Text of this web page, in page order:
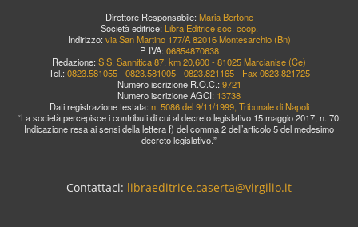
Direttore Responsabile: Maria Bertone
Società editrice: Libra Editrice soc. coop.
Indirizzo: via San Martino 177/A 82016 Montesarchio (Bn)
P. IVA: 06854870638
Redazione: S.S. Sannitica 87, km 20,600 - 81025 Marcianise (Ce)
Tel.: 0823.581055 - 0823.581005 - 0823.821165 - Fax 0823.821725
Numero iscrizione R.O.C.: 9721
Numero iscrizione AGCI: 13738
Dati registrazione testata: n. 5086 del 9/11/1999, Tribunale di Napoli
“La società percepisce i contributi di cui al decreto legislativo 15 maggio 2017, n. 70.
Indicazione resa ai sensi della lettera f) del comma 2 dell’articolo 5 del medesimo
decreto legislativo.”
Contattaci: libraeditrice.caserta@virgilio.it